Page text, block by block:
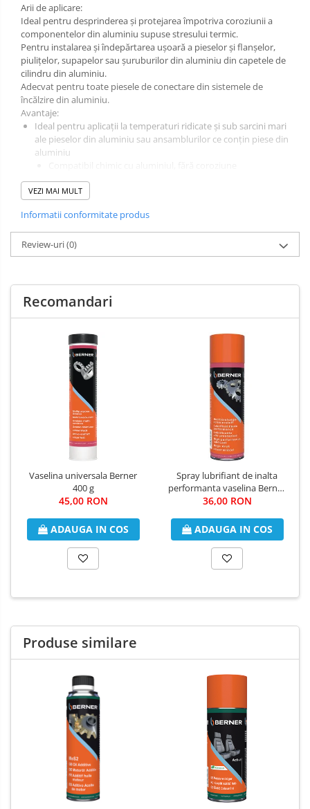
Arii de aplicare:
Ideal pentru desprinderea și protejarea împotriva coroziunii a
componentelor din aluminiu supuse stresului termic.
Pentru instalarea și îndepărtarea ușoară a pieselor și flanșelor,
piulițelor, supapelor sau șuruburilor din aluminiu din capetele de
cilindru din aluminiu.
Adecvat pentru toate piesele de conectare din sistemele de
încălzire din aluminiu.
Avantaje:
Ideal pentru aplicații la temperaturi ridicate și sub sarcini mari
ale pieselor din aluminiu sau ansamblurilor ce conțin piese din
aluminiu
electrochimică
Rezistent la presiuni ridicate
Piesele nu se blochează
Înlăturare ușoară a șuruburilor filetate din capetele de
cilindru din aluminiu
Fără șuruburi rupte
Protecție împotriva coroziunii datorită unei ușoare
etanșări a filetelor
Protejează piesele înșurubate împotriva scârțâitului
Îndepărtați reziduurile de ulei, grăsimi sau praf de pe suprafețe și
filete. Agitați recipientul înainte de utilizare. Pulverizați uniform
de la o distanță de 15 – 20 cm. După utilizare, curățați duza și
supapa pulverizând cu recipientul ținut invers. Îndepărtați
excesul de material.
Nu este potrivit pentru sistemele ABS, ASR și ESP. Nu amestecați
cu alte grăsimi. Păstrați pensula fără praf și murdărie.
A se agita înainte de utilizare.
VEZI MAI MULT
Informatii conformitate produs
Review-uri(0)
Recomandari
Vaselina universala Berner
400 g
45,00 RON
ADAUGA IN COS
Spray lubrifiant de inalta
performanta vaselina Berner
500 ml
36,00 RON
ADAUGA IN COS
Produse similare